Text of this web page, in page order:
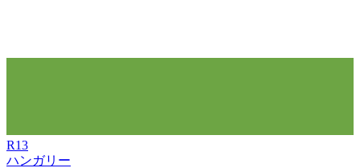
R13
ハンガリー